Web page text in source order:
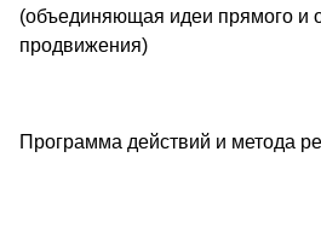
(объединяющая идеи прямого и
продвижения)
Программа действий и метода